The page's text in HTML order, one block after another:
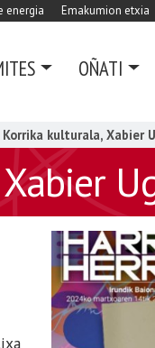
energia Emakumion etxia
OÑATI
Korrika kulturala, Xabier